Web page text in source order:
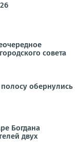
совета
обернулись
Богдана
двух